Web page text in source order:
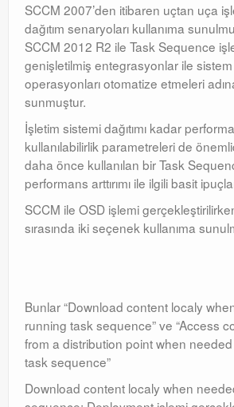
SCCM 2007’den itibaren uçtan uça
dağıtım senaryoları kullanıma
SCCM 2012 R2 ile Task Sequence
genişletilmiş entegrasyonlar ile
operasyonları otomatize etmeleri
sunmuştur.
İşletim sistemi dağıtımı kadar
kullanılabilirlik parametreleri de
daha önce kullanılan bir Task
performans arttırımı ile ilgili basit
SCCM ile OSD işlemi
sırasında iki seçenek kullanıma
Bunlar “Download content localy
running task sequence” ve “Access
from a distribution point when
task sequence”
Download content localy when